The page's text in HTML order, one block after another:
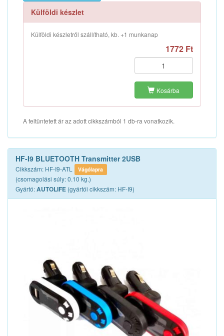
Külföldi készlet
Külföldi készletről szállítható, kb. +1 munkanap
1772 Ft
Kosárba
A feltüntetett ár az adott cikkszámból 1 db-ra vonatkozik.
HF-I9 BLUETOOTH Transmitter 2USB
Cikkszám: HF-I9-ATL Vágólapra
(csomagolási súly: 0.10 kg.)
Gyártó:AUTOLIFE (gyártói cikkszám: HF-I9)